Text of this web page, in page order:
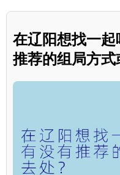
在辽阳想找一
推荐的组局方式